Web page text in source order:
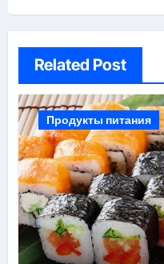
Related Post
Продукты питания